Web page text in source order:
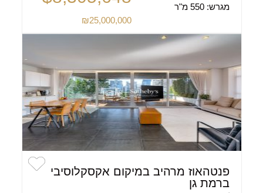
מגרש:550 מ"ר
₪25,000,000
פנטהאוז מרהיב במיקום אקסקלוסיבי
ברמת גן